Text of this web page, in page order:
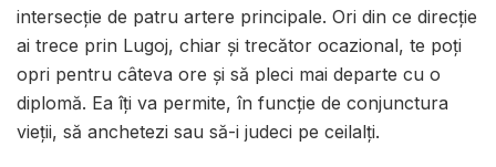
intersecție de patru artere principale. Ori din ce direcție
ai trece prin Lugoj, chiar și trecător ocazional, te poți
opri pentru câteva ore și să pleci mai departe cu o
diplomă. Ea îți va permite, în funcție de conjunctura
vieții, să anchetezi sau să-i judeci pe ceilalți.